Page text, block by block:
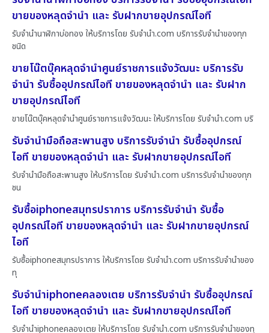
ขายของหลุดจำนำ และ รับฝากขายอุปกรณ์ไอที
รับจำนำนาฬิกาบ่อทอง ให้บริการโดย รับจํานํา.com บริการรับจำนำของทุก
ชนิด
ขายโน๊ตบุ๊คหลุดจำนำศูนย์ราชการแจ้งวัฒนะ บริการรับ
จำนำ รับซื้ออุปกรณ์ไอที ขายของหลุดจำนำ และ รับฝาก
ขายอุปกรณ์ไอที
ขายโน๊ตบุ๊คหลุดจำนำศูนย์ราชการแจ้งวัฒนะ ให้บริการโดย รับจํานํา.com บริ
รับจำนำมือถือสะพานสูง บริการรับจำนำ รับซื้ออุปกรณ์
ไอที ขายของหลุดจำนำ และ รับฝากขายอุปกรณ์ไอที
รับจำนำมือถือสะพานสูง ให้บริการโดย รับจํานํา.com บริการรับจำนำของทุก
ชน
รับซื้อiphoneสมุทรปราการ บริการรับจำนำ รับซื้อ
อุปกรณ์ไอที ขายของหลุดจำนำ และ รับฝากขายอุปกรณ์
ไอที
รับซื้อiphoneสมุทรปราการ ให้บริการโดย รับจํานํา.com บริการรับจำนำของ
ทุ
รับจำนำiphoneคลองเตย บริการรับจำนำ รับซื้ออุปกรณ์
ไอที ขายของหลุดจำนำ และ รับฝากขายอุปกรณ์ไอที
รับจำนำiphoneคลองเตย ให้บริการโดย รับจํานํา.com บริการรับจำนำของทุ